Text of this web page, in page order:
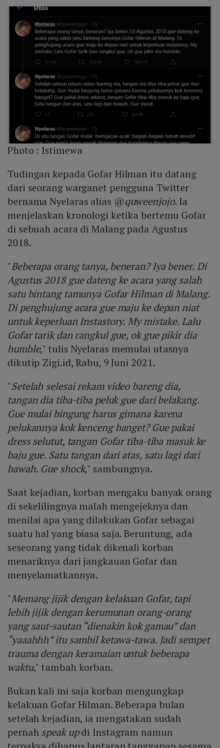
Photo : Istimewa
Tudingan kepada Gofar Hilman itu datang
dari seorang warganet pengguna Twitter
bernama Nyelaras alias @quweenjojo. Ia
menjelaskan kronologi ketika bertemu Gofar
di sebuah acara di Malang pada Agustus
2018.
"Beberapa orang tanya, beneran? Iya bener. Di
Agustus 2018 gue dateng ke acara yang salah
satu bintang tamunya Gofar Hilman di Malang.
Di penghujung acara gue maju ke depan niat
untuk keperluan Instastory. My mistake. Lalu
Gofar tarik dan rangkul gue, ok gue pikir dia
humble," tulis Nyelaras memulai utasnya
dikutip Zigi.id, Rabu, 9 Juni 2021.
"Setelah selesai rekam video bareng dia,
tangan dia tiba-tiba peluk gue dari belakang.
Gue mulai bingung harus gimana karena
pelukannya kok kenceng banget? Gue pakai
dress selutut, tangan Gofar tiba-tiba masuk ke
baju gue. Satu tangan dari atas, satu lagi dari
bawah. Gue shock," sambungnya.
Saat kejadian, korban mengaku banyak orang
di sekelilingnya malah mengejeknya dan
menilai apa yang dilakukan Gofar sebagai
suatu hal yang biasa saja. Beruntung, ada
seseorang yang tidak dikenali korban
menariknya dari jangkauan Gofar dan
menyelamatkannya.
"Memang jijik dengan kelakuan Gofar, tapi
lebih jijik dengan kerumunan orang-orang
yang saut-sautan “dienakin kok gamau” dan
“yaaahhh” itu sambil ketawa-tawa. Jadi sempet
trauma dengan keramaian untuk beberapa
waktu," tambah korban.
Bukan kali ini saja korban mengungkap
kelakuan Gofar Hilman. Beberapa bulan
setelah kejadian, ia mengatakan sudah
pernah speak updi Instagram namun